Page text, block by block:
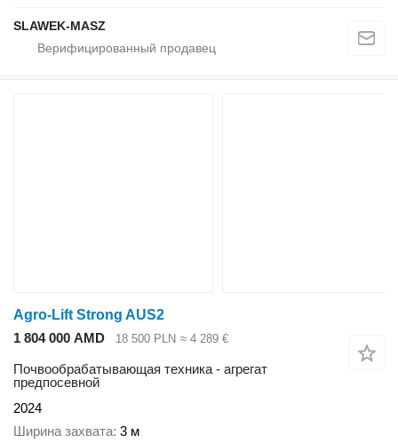
SLAWEK-MASZ
Agro-Lift Strong AUS2
1 804 000 AMD
18 500 PLN ≈ 4 289 €
Почвообрабатывающая техника - агрегат
предпосевной
2024
Ширина захвата 3 м